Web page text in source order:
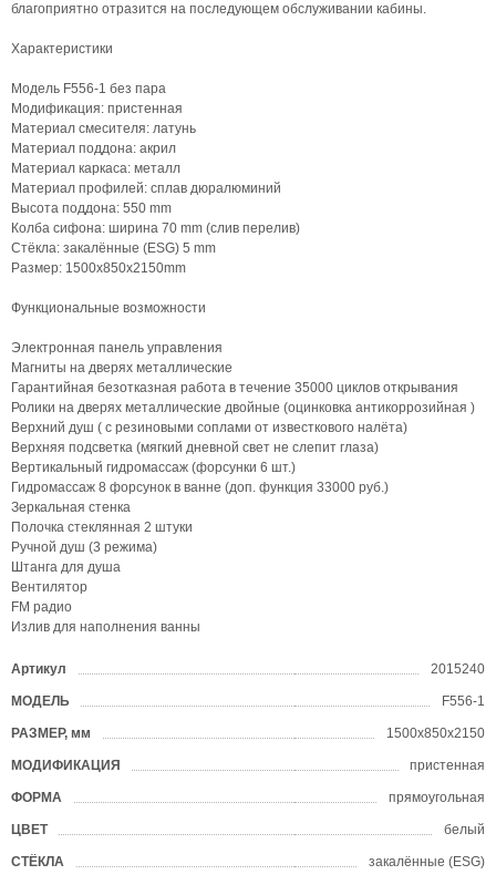
благоприятно отразится на последующем обслуживании кабины.
Характеристики
Модель F556-1 без пара
Модификация: пристенная
Материал смесителя: латунь
Материал поддона: акрил
Материал каркаса: металл
Материал профилей: сплав дюралюминий
Высота поддона: 550 mm
Колба сифона: ширина 70 mm (слив перелив)
Стёкла: закалённые (ESG) 5 mm
Размер: 1500х850х2150mm
Функциональные возможности
Электронная панель управления
Магниты на дверях металлические
Гарантийная безотказная работа в течение 35000 циклов открывания
Ролики на дверях металлические двойные (оцинковка антикоррозийная )
Верхний душ ( с резиновыми соплами от известкового налёта)
Верхняя подсветка (мягкий дневной свет не слепит глаза)
Вертикальный гидромассаж (форсунки 6 шт.)
Гидромассаж 8 форсунок в ванне (доп. функция 33000 руб.)
Зеркальная стенка
Полочка стеклянная 2 штуки
Ручной душ (3 режима)
Штанга для душа
Вентилятор
FM радио
Излив для наполнения ванны
Артикул 2015240
МОДЕЛЬ F556-1
РАЗМЕР, мм 1500х850х2150
МОДИФИКАЦИЯ пристенная
ФОРМА прямоугольная
ЦВЕТ белый
СТЁКЛА закалённые (ESG)